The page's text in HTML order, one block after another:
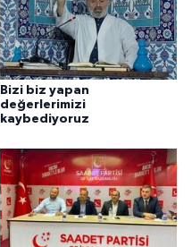
Bizi biz yapan
değerlerimizi
kaybediyoruz